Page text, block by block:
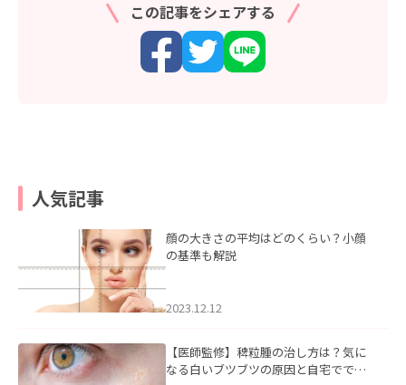
この記事をシェアする
人気記事
顔の大きさの平均はどのくらい？小顔
の基準も解説
2023.12.12
【医師監修】稗粒腫の治し方は？気に
なる白いブツブツの原因と自宅ででき